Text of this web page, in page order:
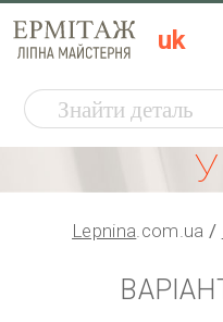
uk
Lepnina.com.ua